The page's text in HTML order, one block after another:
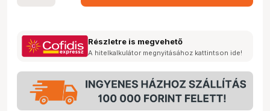
Részletre is megvehető
A hitelkalkulátor megnyitásához kattintson ide!